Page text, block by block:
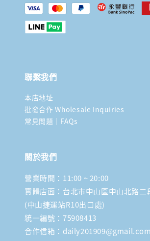
聯繫我們
本店地址
批發合作 Wholesale Inquiries
常見問題｜FAQs
關於我們
營業時間：11:00 ~ 20:00
實體店面：台北市中山區中山北路二
(中山捷運站R10出口處)
統一編號：75908413
合作信箱：daily201909@gmail.com